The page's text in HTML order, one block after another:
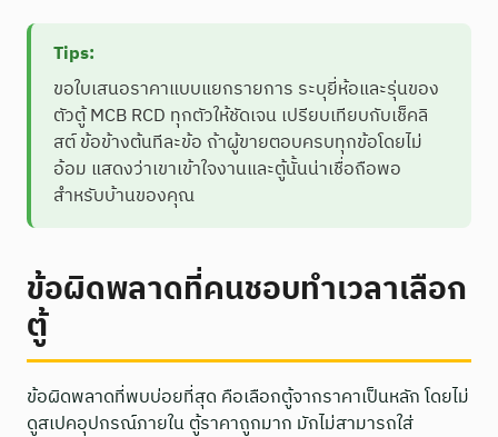
Tips:
ขอใบเสนอราคาแบบแยกรายการ ระบุยี่ห้อและรุ่นของ
ตัวตู้ MCB RCD ทุกตัวให้ชัดเจน เปรียบเทียบกับเช็คลิ
สต์ ข้อข้างต้นทีละข้อ ถ้าผู้ขายตอบครบทุกข้อโดยไม่
อ้อม แสดงว่าเขาเข้าใจงานและตู้นั้นน่าเชื่อถือพอ
สำหรับบ้านของคุณ
ข้อผิดพลาดที่คนชอบทำเวลาเลือก
ตู้
ข้อผิดพลาดที่พบบ่อยที่สุด คือเลือกตู้จากราคาเป็นหลัก โดยไม่
ดูสเปคอุปกรณ์ภายใน ตู้ราคาถูกมาก มักไม่สามารถใส่